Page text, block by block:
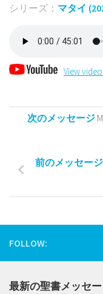
シリーズ： マタイ
View
次のメッセージ
前のメッセージ
FOLLOW:
最新の聖書メッセ